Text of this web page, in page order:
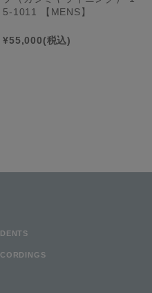
5-1011 【MENS】
¥55,000(税込)
DENTS
CORDINGS